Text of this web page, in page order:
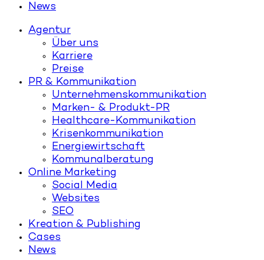
News
Agentur
Über uns
Karriere
Preise
PR & Kommunikation
Unternehmenskommunikation
Marken- & Produkt-PR
Healthcare-Kommunikation
Krisenkommunikation
Energiewirtschaft
Kommunalberatung
Online Marketing
Social Media
Websites
SEO
Kreation & Publishing
Cases
News